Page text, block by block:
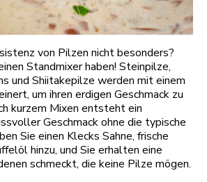
von Pilzen nicht besonders?
Standmixer haben! Steinpilze,
und Shiitakepilze werden mit einem
um ihren erdigen Geschmack zu
kurzem Mixen entsteht ein
Geschmack ohne die typische
Sie einen Klecks Sahne, frische
hinzu, und Sie erhalten eine
schmeckt, die keine Pilze mögen.